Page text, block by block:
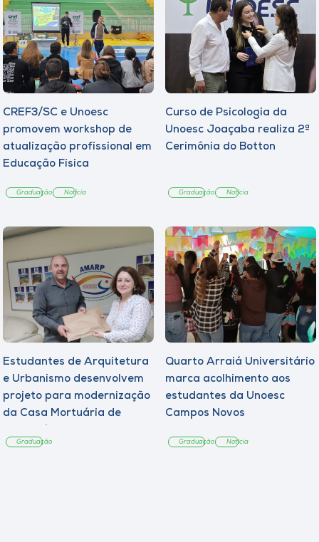
CREF3/SC e Unoesc
promovem workshop de
atualização profissional em
Educação Física
Graduação Notícia
Curso de Psicologia da
Unoesc Joaçaba realiza 2ª
Cerimônia do Botton
Graduação Notícia
Estudantes de Arquitetura
e Urbanismo desenvolvem
projeto para modernização
da Casa Mortuária de
Graduação
Quarto Arraiá Universitário
marca acolhimento aos
estudantes da Unoesc
Campos Novos
Graduação Notícia